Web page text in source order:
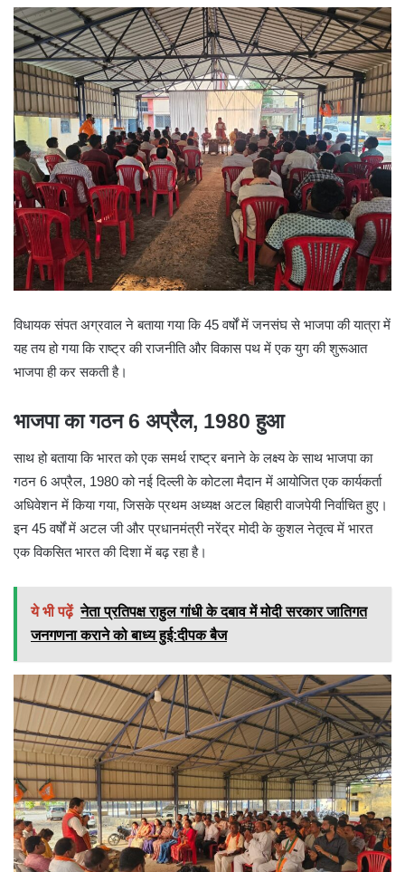
विधायक संपत अग्रवाल ने बताया गया कि 45 वर्षों में जनसंघ से भाजपा की यात्रा में
यह तय हो गया कि राष्ट्र की राजनीति और विकास पथ में एक युग की शुरूआत
भाजपा ही कर सकती है।
भाजपा का गठन 6 अप्रैल, 1980 हुआ
साथ हो बताया कि भारत को एक समर्थ राष्ट्र बनाने के लक्ष्य के साथ भाजपा का
गठन 6 अप्रैल, 1980 को नई दिल्ली के कोटला मैदान में आयोजित एक कार्यकर्ता
अधिवेशन में किया गया, जिसके प्रथम अध्यक्ष अटल बिहारी वाजपेयी निर्वाचित हुए।
इन 45 वर्षों में अटल जी और प्रधानमंत्री नरेंद्र मोदी के कुशल नेतृत्व में भारत
एक विकसित भारत की दिशा में बढ़ रहा है।
ये भी पढ़ें नेता प्रतिपक्ष राहुल गांधी के दबाव में मोदी सरकार जातिगत
जनगणना कराने को बाध्य हुई:दीपक बैज